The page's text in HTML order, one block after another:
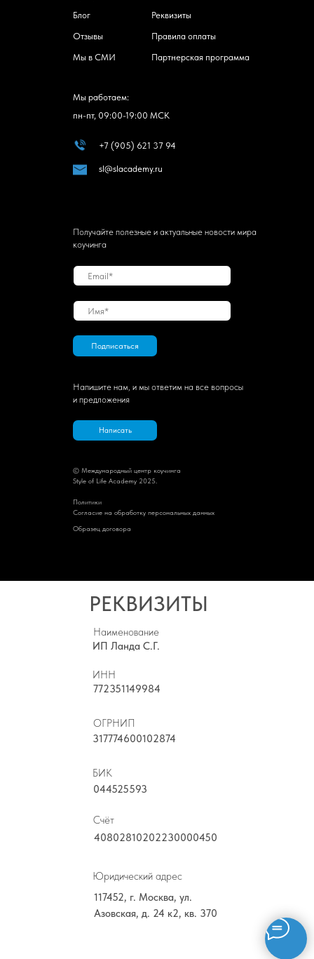
Получайте полезные и актуальные новости мира
коучинга
Подписаться
Написать
Напишите нам, и мы ответим на все вопросы
и предложения
Мы работаем:
пн-пт, 09:00-19:00 МСК
+7 (905) 621 37 94
© Международный центр коучинга
Style of Life Academy 2025.
Политики
Cогласие на обработку персональных данных
Блог
Реквизиты
Правила оплаты
Образец договора
Партнерская программа
Отзывы
Мы в СМИ
sl@slacademy.ru
РЕКВИЗИТЫ
Наименование
ИП Ланда С.Г.
Счёт
40802810202230000450
БИК
044525593
ИНН
772351149984
ОГРНИП
317774600102874
Юридический адрес
117452, г. Москва, ул.
Азовская, д. 24 к2, кв. 370